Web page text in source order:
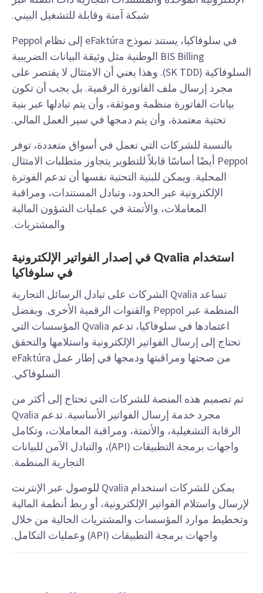
شبكة آمنة وقابلة للتشغيل البيني.
في سلوفاكيا، يستند نموذج eFaktúra إلى نظام Peppol
BIS Billing الوطنية مثل وثيقة البيانات الضريبية
السلوفاكية (SK TDD). وهذا يعني أن الامتثال لا يقتصر على
مجرد إرسال ملف الفاتورة الرقمية. بل يجب أن تكون
بيانات الفاتورة منظمة وموثقة، وأن يتم تبادلها عبر بنية
تحتية معتمدة، وأن يتم دمجها في سير العمل المالي.
بالنسبة للشركات التي تعمل في أسواق متعددة، توفر
Peppol أيضًا أساسًا قابلاً للتطوير يتجاوز متطلبات الامتثال
المحلية. ويمكن للبنية التحتية نفسها أن تدعم الفوترة
الإلكترونية عبر الحدود، وتبادل المستندات، ومراقبة
المعاملات، والأتمتة في عمليات الشؤون المالية
والمشتريات.
استخدام Qvalia في إصدار الفواتير الإلكترونية
في سلوفاكيا
تساعد Qvalia الشركات على تبادل الرسائل التجارية
المنظمة عبر Peppol والقنوات الرقمية الأخرى. وبفضل
اعتمادها في سلوفاكيا، تدعم Qvalia المؤسسات التي
تحتاج إلى إرسال الفواتير الإلكترونية واستلامها والتحقق
من صحتها ومراقبتها ودمجها في إطار عمل eFaktúra
السلوفاكي.
تم تصميم هذه المنصة للشركات التي تحتاج إلى أكثر من
مجرد خدمة إرسال الفواتير الأساسية. تدعم Qvalia
الرقابة التشغيلية، والأتمتة، ومراقبة المعاملات، وتكامل
واجهات برمجة التطبيقات (API)، والتبادل الآمن للبيانات
التجارية المنظمة.
يمكن للشركات استخدام Qvalia للوصول عبر الإنترنت
لإرسال واستلام الفواتير الإلكترونية، أو ربط أنظمة المالية
وتخطيط موارد المؤسسات والمشتريات الحالية من خلال
واجهات برمجة التطبيقات (API) وعمليات التكامل.